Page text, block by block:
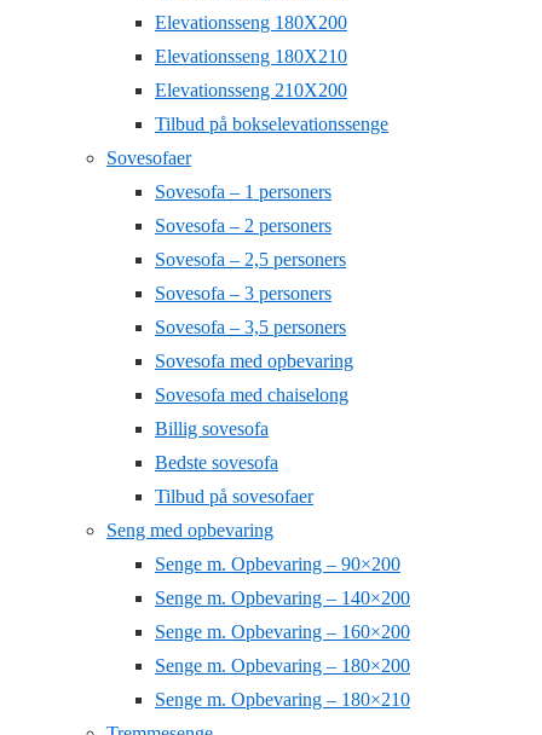
Elevationsseng 180X200
Elevationsseng 180X210
Elevationsseng 210X200
Tilbud på bokselevationssenge
Sovesofaer
Sovesofa – 1 personers
Sovesofa – 2 personers
Sovesofa – 2,5 personers
Sovesofa – 3 personers
Sovesofa – 3,5 personers
Sovesofa med opbevaring
Sovesofa med chaiselong
Billig sovesofa
Bedste sovesofa
Tilbud på sovesofaer
Seng med opbevaring
Senge m. Opbevaring – 90×200
Senge m. Opbevaring – 140×200
Senge m. Opbevaring – 160×200
Senge m. Opbevaring – 180×200
Senge m. Opbevaring – 180×210